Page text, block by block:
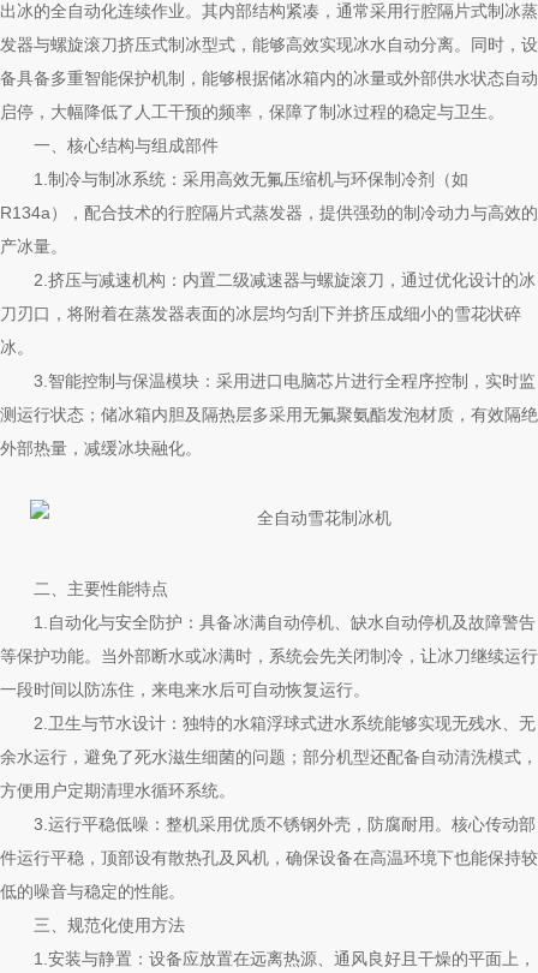
出冰的全自动化连续作业。其内部结构紧凑，通常采用行腔隔片式制冰蒸
发器与螺旋滚刀挤压式制冰型式，能够高效实现冰水自动分离。同时，设
备具备多重智能保护机制，能够根据储冰箱内的冰量或外部供水状态自动
启停，大幅降低了人工干预的频率，保障了制冰过程的稳定与卫生。
一、核心结构与组成部件
1.制冷与制冰系统：采用高效无氟压缩机与环保制冷剂（如
R134a），配合技术的行腔隔片式蒸发器，提供强劲的制冷动力与高效的
产冰量。
2.挤压与减速机构：内置二级减速器与螺旋滚刀，通过优化设计的冰
刀刃口，将附着在蒸发器表面的冰层均匀刮下并挤压成细小的雪花状碎
冰。
3.智能控制与保温模块：采用进口电脑芯片进行全程序控制，实时监
测运行状态；储冰箱内胆及隔热层多采用无氟聚氨酯发泡材质，有效隔绝
外部热量，减缓冰块融化。
二、主要性能特点
1.自动化与安全防护：具备冰满自动停机、缺水自动停机及故障警告
等保护功能。当外部断水或冰满时，系统会先关闭制冷，让冰刀继续运行
一段时间以防冻住，来电来水后可自动恢复运行。
2.卫生与节水设计：独特的水箱浮球式进水系统能够实现无残水、无
余水运行，避免了死水滋生细菌的问题；部分机型还配备自动清洗模式，
方便用户定期清理水循环系统。
3.运行平稳低噪：整机采用优质不锈钢外壳，防腐耐用。核心传动部
件运行平稳，顶部设有散热孔及风机，确保设备在高温环境下也能保持较
低的噪音与稳定的性能。
三、规范化使用方法
1.安装与静置：设备应放置在远离热源、通风良好且干燥的平面上，